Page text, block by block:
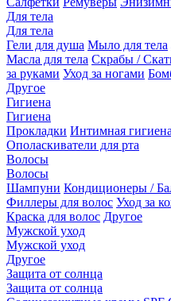
Для тела
Для тела
Гели для душа Мыло для тела
Масла для тела Скрабы /
за руками Уход за ногами
Другое
Гигиена
Гигиена
Прокладки Интимная гигиена
Ополаскиватели для рта
Волосы
Волосы
Шампуни Кондиционеры /
Филлеры для волос Уход за
Краска для волос Другое
Мужской уход
Мужской уход
Другое
Защита от солнца
Защита от солнца